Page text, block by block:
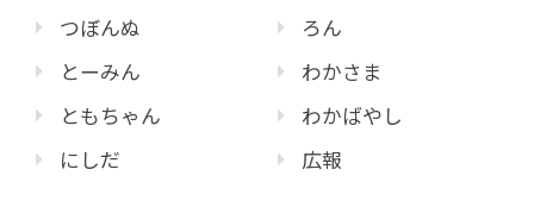
つぼんぬ
とーみん
ともちゃん
にしだ
ろん
わかさま
わかばやし
広報